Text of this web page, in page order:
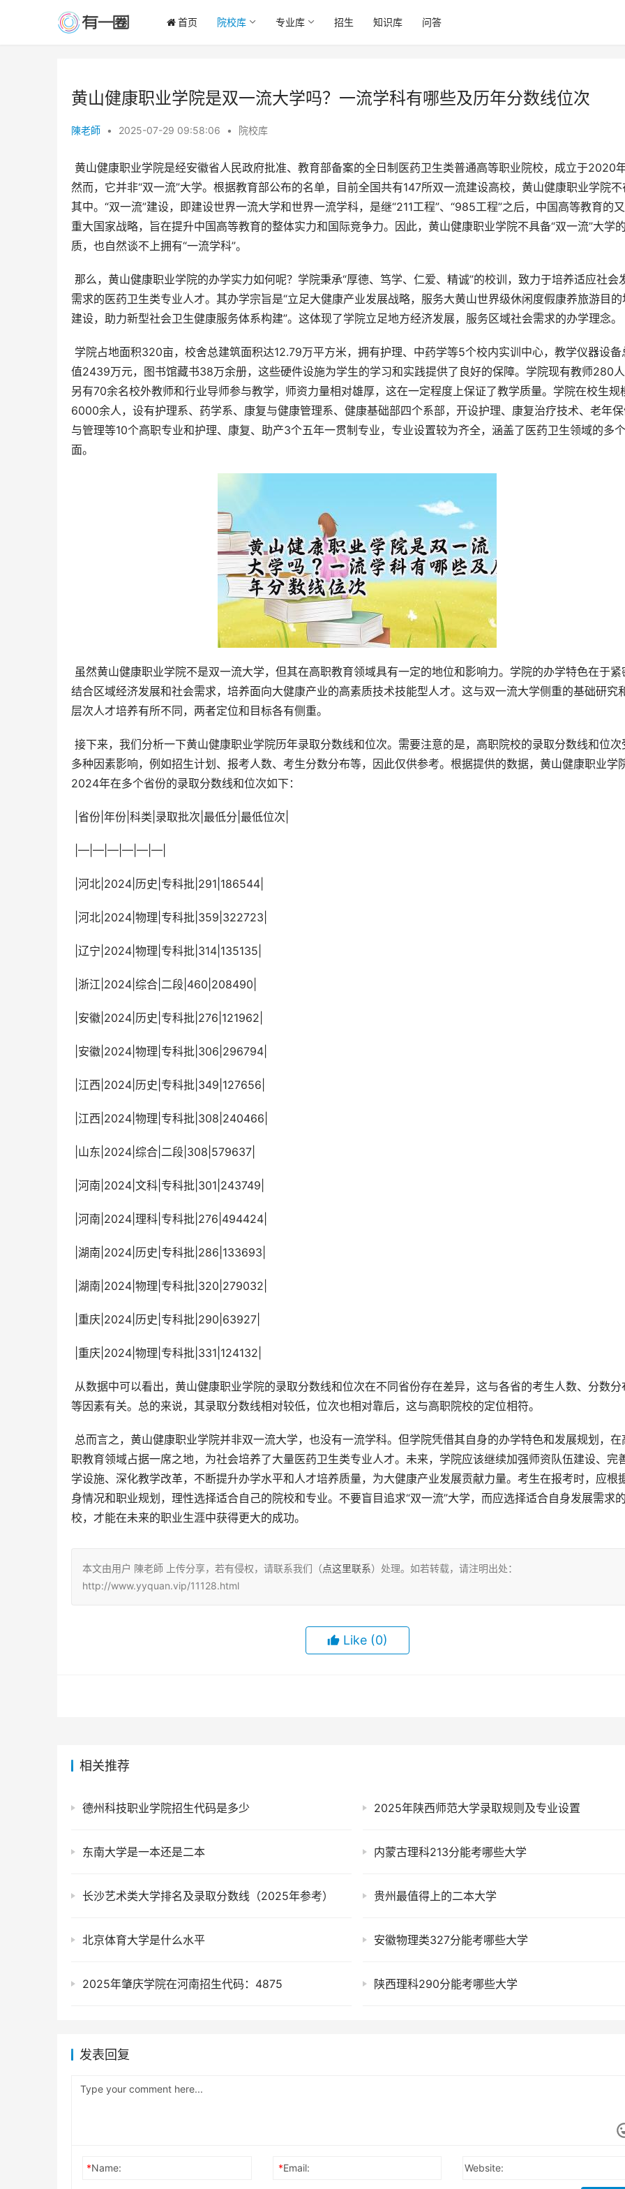
首页 院校库 专业库 招生 知识库 问答
黄山健康职业学院是双一流大学吗？一流学科有哪些及历年分数线位次
陳老師 • 2025-07-29 09:58:06 • 院校库
然而，它并非“双一流”大学。根据教育部公布的名单，目前全国共有147所双一流建设高校，黄山健康职业学院不
其中。“双一流”建设，即建设世界一流大学和世界一流学科，是继“211工程”、“985工程”之后，中国高等教育的
重大国家战略，旨在提升中国高等教育的整体实力和国际竞争力。因此，黄山健康职业学院不具备“双一流”大学
质，也自然谈不上拥有“一流学科”。
需求的医药卫生类专业人才。其办学宗旨是“立足大健康产业发展战略，服务大黄山世界级休闲度假康养旅游目的
建设，助力新型社会卫生健康服务体系构建”。这体现了学院立足地方经济发展，服务区域社会需求的办学理念。
值2439万元，图书馆藏书38万余册，这些硬件设施为学生的学习和实践提供了良好的保障。学院现有教师280人
另有70余名校外教师和行业导师参与教学，师资力量相对雄厚，这在一定程度上保证了教学质量。学院在校生规
6000余人，设有护理系、药学系、康复与健康管理系、健康基础部四个系部，开设护理、康复治疗技术、老年
与管理等10个高职专业和护理、康复、助产3个五年一贯制专业，专业设置较为齐全，涵盖了医药卫生领域的多
面。
结合区域经济发展和社会需求，培养面向大健康产业的高素质技术技能型人才。这与双一流大学侧重的基础研究
层次人才培养有所不同，两者定位和目标各有侧重。
多种因素影响，例如招生计划、报考人数、考生分数分布等，因此仅供参考。根据提供的数据，黄山健康职业学
2024年在多个省份的录取分数线和位次如下：
|省份|年份|科类|录取批次|最低分|最低位次|
|—|—|—|—|—|—|
|河北|2024|历史|专科批|291|186544|
|河北|2024|物理|专科批|359|322723|
|辽宁|2024|物理|专科批|314|135135|
|浙江|2024|综合|二段|460|208490|
|安徽|2024|历史|专科批|276|121962|
|安徽|2024|物理|专科批|306|296794|
|江西|2024|历史|专科批|349|127656|
|江西|2024|物理|专科批|308|240466|
|山东|2024|综合|二段|308|579637|
|河南|2024|文科|专科批|301|243749|
|河南|2024|理科|专科批|276|494424|
|湖南|2024|历史|专科批|286|133693|
|湖南|2024|物理|专科批|320|279032|
|重庆|2024|历史|专科批|290|63927|
|重庆|2024|物理|专科批|331|124132|
等因素有关。总的来说，其录取分数线相对较低，位次也相对靠后，这与高职院校的定位相符。
职教育领域占据一席之地，为社会培养了大量医药卫生类专业人才。未来，学院应该继续加强师资队伍建设、完
学设施、深化教学改革，不断提升办学水平和人才培养质量，为大健康产业发展贡献力量。考生在报考时，应根
身情况和职业规划，理性选择适合自己的院校和专业。不要盲目追求“双一流”大学，而应选择适合自身发展需求
校，才能在未来的职业生涯中获得更大的成功。
本文由用户 陳老師 上传分享，若有侵权，请联系我们（点这里联系）处理。如若转载，请注明出处：
http://www.yyquan.vip/11128.html
Like (0)
相关推荐
德州科技职业学院招生代码是多少 2025年陕西师范大学录取规则及专业设置
东南大学是一本还是二本 内蒙古理科213分能考哪些大学
长沙艺术类大学排名及录取分数线（2025年参考） 贵州最值得上的二本大学
北京体育大学是什么水平 安徽物理类327分能考哪些大学
2025年肇庆学院在河南招生代码：4875 陕西理科290分能考哪些大学
发表回复
*Name: *Email: Website: